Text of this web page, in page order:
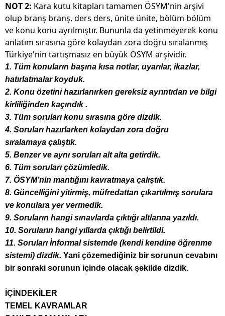
NOT 2: Kara kutu kitapları tamamen ÖSYM'nin arşivi
olup branş branş, ders ders, ünite ünite, bölüm bölüm
ve konu konu ayrılmıştır. Bununla da yetinmeyerek konu
anlatım sırasına göre kolaydan zora doğru sıralanmış
Türkiye'nin tartışmasız en büyük ÖSYM arşividir.
1. Tüm konuların başına kısa notlar, uyarılar, ikazlar,
hatırlatmalar koyduk.
2. Konu özetini hazırlanırken gereksiz ayrıntıdan ve bilgi
kirliliğinden kaçındık .
3. Tüm soruları konu sırasına göre dizdik.
4. Soruları hazırlarken kolaydan zora doğru
sıralamaya çalıştık.
5. Benzer ve aynı soruları alt alta getirdik.
6. Tüm soruları çözümledik.
7. ÖSYM’nin mantığını kavratmaya çalıştık.
8. Güncelliğini yitirmiş, müfredattan çıkartılmış sorulara
ve konulara yer vermedik.
9. Soruların hangi sınavlarda çıktığı altlarına yazıldı.
10. Soruların hangi yıllarda çıktığı belirtildi.
11. Soruları İnformal sistemde (kendi kendine öğrenme
sistemi) dizdik. Yani çözemediğiniz bir sorunun cevabını
bir sonraki sorunun içinde olacak şekilde dizdik.
İÇİNDEKİLER
TEMEL KAVRAMLAR